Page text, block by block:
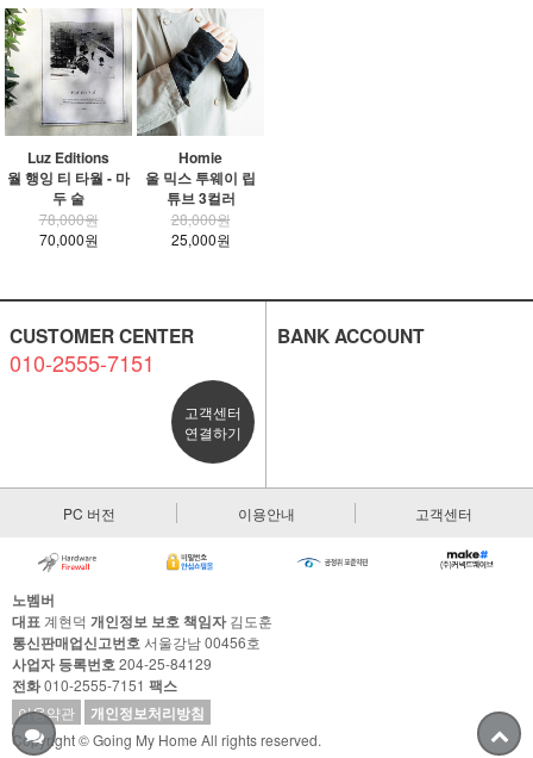
Luz Editions
월 행잉 티 타월 - 마
두 술
78,000원
70,000원
Homie
울 믹스 투웨이 립
튜브 3컬러
28,000원
25,000원
CUSTOMER CENTER
010-2555-7151
고객센터
연결하기
BANK ACCOUNT
PC 버전 이용안내 고객센터
노벰버
대표 계현덕 개인정보 보호 책임자김도훈
통신판매업신고번호 서울강남 00456호
사업자 등록번호204-25-84129
전화010-2555-7151 팩스
이용약관 개인정보처리방침
Copyright © Going My Home All rights reserved.